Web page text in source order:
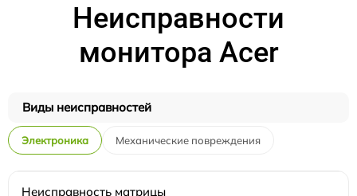
Неисправности
монитора Acer
Виды неисправностей
Электроника Механические повреждения
Неисправность матрицы